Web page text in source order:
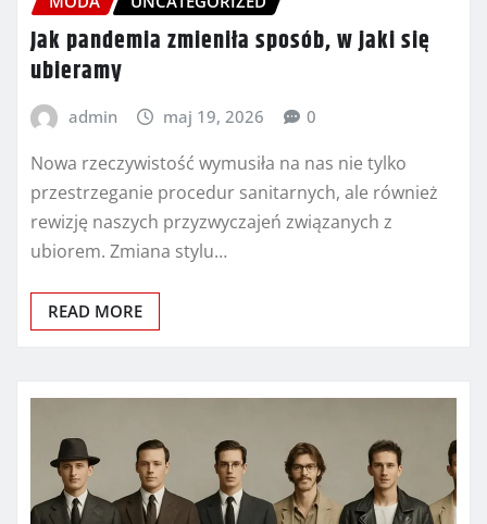
Jak pandemia zmieniła sposób, w jaki się
ubieramy
admin maj 19, 2026 0
Nowa rzeczywistość wymusiła na nas nie tylko
przestrzeganie procedur sanitarnych, ale również
rewizję naszych przyzwyczajeń związanych z
ubiorem. Zmiana stylu…
READ MORE